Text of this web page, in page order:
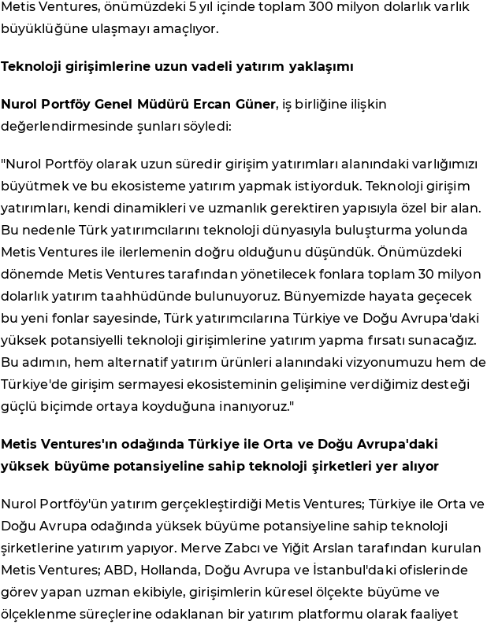
Metis Ventures, önümüzdeki 5 yıl içinde toplam 300 milyon dolarlık varlık
büyüklüğüne ulaşmayı amaçlıyor.
Teknoloji girişimlerine uzun vadeli yatırım yaklaşımı
Nurol Portföy Genel Müdürü Ercan Güner, iş birliğine ilişkin
değerlendirmesinde şunları söyledi:
"Nurol Portföy olarak uzun süredir girişim yatırımları alanındaki varlığımızı
büyütmek ve bu ekosisteme yatırım yapmak istiyorduk. Teknoloji girişim
yatırımları, kendi dinamikleri ve uzmanlık gerektiren yapısıyla özel bir alan.
Bu nedenle Türk yatırımcılarını teknoloji dünyasıyla buluşturma yolunda
Metis Ventures ile ilerlemenin doğru olduğunu düşündük. Önümüzdeki
dönemde Metis Ventures tarafından yönetilecek fonlara toplam 30 milyon
dolarlık yatırım taahhüdünde bulunuyoruz. Bünyemizde hayata geçecek
bu yeni fonlar sayesinde, Türk yatırımcılarına Türkiye ve Doğu Avrupa'daki
yüksek potansiyelli teknoloji girişimlerine yatırım yapma fırsatı sunacağız.
Bu adımın, hem alternatif yatırım ürünleri alanındaki vizyonumuzu hem de
Türkiye'de girişim sermayesi ekosisteminin gelişimine verdiğimiz desteği
güçlü biçimde ortaya koyduğuna inanıyoruz."
Metis Ventures'ın odağında Türkiye ile Orta ve Doğu Avrupa'daki
yüksek büyüme potansiyeline sahip teknoloji şirketleri yer alıyor
Nurol Portföy'ün yatırım gerçekleştirdiği Metis Ventures; Türkiye ile Orta ve
Doğu Avrupa odağında yüksek büyüme potansiyeline sahip teknoloji
şirketlerine yatırım yapıyor. Merve Zabcı ve Yiğit Arslan tarafından kurulan
Metis Ventures; ABD, Hollanda, Doğu Avrupa ve İstanbul'daki ofislerinde
görev yapan uzman ekibiyle, girişimlerin küresel ölçekte büyüme ve
ölçeklenme süreçlerine odaklanan bir yatırım platformu olarak faaliyet